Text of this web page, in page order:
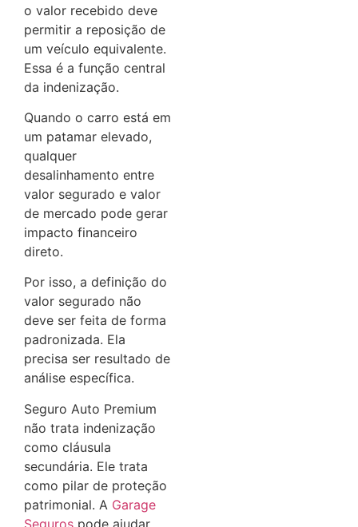
o valor recebido deve
permitir a reposição de
um veículo equivalente.
Essa é a função central
da indenização.
Quando o carro está em
um patamar elevado,
qualquer
desalinhamento entre
valor segurado e valor
de mercado pode gerar
impacto financeiro
direto.
Por isso, a definição do
valor segurado não
deve ser feita de forma
padronizada. Ela
precisa ser resultado de
análise específica.
Seguro Auto Premium
não trata indenização
como cláusula
secundária. Ele trata
como pilar de proteção
patrimonial. A Garage
Seguros pode ajudar